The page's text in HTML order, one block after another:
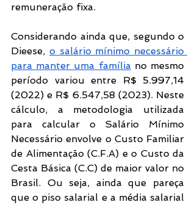
remuneração fixa.
Considerando ainda que, segundo o
Dieese, o salário mínimo necessário
para manter uma família no mesmo
período variou entre R$ 5.997,14
(2022) e R$ 6.547,58 (2023). Neste
cálculo, a metodologia utilizada
para calcular o Salário Mínimo
Necessário envolve o Custo Familiar
de Alimentação (C.F.A) e o Custo da
Cesta Básica (C.C) de maior valor no
Brasil. Ou seja, ainda que pareça
que o piso salarial e a média salarial